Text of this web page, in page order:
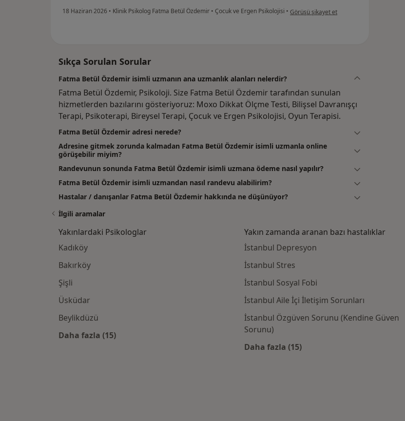
18 Haziran 2026 • Klinik Psikolog Fatma Betül Özdemir • Çocuk ve Ergen Psikolojisi • kullanıcının görüşüne göre t....k
Görüşü şikayet et
Sıkça Sorulan Sorular
Fatma Betül Özdemir isimli uzmanın ana uzmanlık alanları nelerdir?
Fatma Betül Özdemir, Psikoloji. Size Fatma Betül Özdemir tarafından sunulan
hizmetlerden bazılarını gösteriyoruz: Moxo Dikkat Ölçme Testi, Bilişsel Davranışçı
Terapi, Psikoterapi, Bireysel Terapi, Çocuk ve Ergen Psikolojisi, Oyun Terapisi.
Fatma Betül Özdemir adresi nerede?
Adresine gitmek zorunda kalmadan Fatma Betül Özdemir isimli uzmanla online
görüşebilir miyim?
Randevunun sonunda Fatma Betül Özdemir isimli uzmana ödeme nasıl yapılır?
Fatma Betül Özdemir isimli uzmandan nasıl randevu alabilirim?
Hastalar / danışanlar Fatma Betül Özdemir hakkında ne düşünüyor?
İlgili aramalar
Yakınlardaki Psikologlar
Kadıköy
Bakırköy
Şişli
Üsküdar
Beylikdüzü
Daha fazla (15)
Kategoride daha fazlası: Yakınlardaki Psikologlar
Yakın zamanda aranan bazı hastalıklar
İstanbul Depresyon
İstanbul Stres
İstanbul Sosyal Fobi
İstanbul Aile İçi İletişim Sorunları
İstanbul Özgüven Sorunu (Kendine Güven
Sorunu)
Daha fazla (15)
Kategoride daha fazlası: Yakın